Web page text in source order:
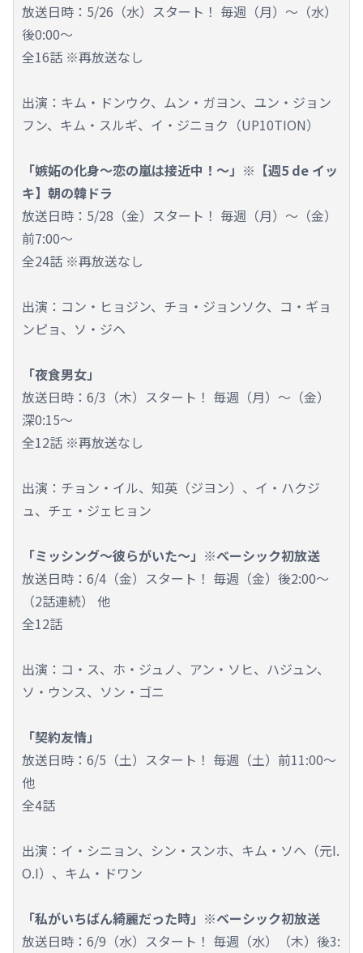
放送日時：5/26（水）スタート！ 毎週（月）～（水）
後0:00～
全16話 ※再放送なし
出演：キム・ドンウク、ムン・ガヨン、ユン・ジョン
フン、キム・スルギ、イ・ジニョク（UP10TION）
「嫉妬の化身～恋の嵐は接近中！～」※【週5 de イッ
キ】朝の韓ドラ
放送日時：5/28（金）スタート！ 毎週（月）～（金）
前7:00～
全24話 ※再放送なし
出演：コン・ヒョジン、チョ・ジョンソク、コ・ギョ
ンピョ、ソ・ジヘ
「夜食男女」
放送日時：6/3（木）スタート！ 毎週（月）～（金）
深0:15～
全12話 ※再放送なし
出演：チョン・イル、知英（ジヨン）、イ・ハクジ
ュ、チェ・ジェヒョン
「ミッシング～彼らがいた～」※ベーシック初放送
放送日時：6/4（金）スタート！ 毎週（金）後2:00～
（2話連続） 他
全12話
出演：コ・ス、ホ・ジュノ、アン・ソヒ、ハジュン、
ソ・ウンス、ソン・ゴニ
「契約友情」
放送日時：6/5（土）スタート！ 毎週（土）前11:00～
他
全4話
出演：イ・シニョン、シン・スンホ、キム・ソヘ（元I.
O.I）、キム・ドワン
「私がいちばん綺麗だった時」※ベーシック初放送
放送日時：6/9（水）スタート！ 毎週（水）（木）後3: